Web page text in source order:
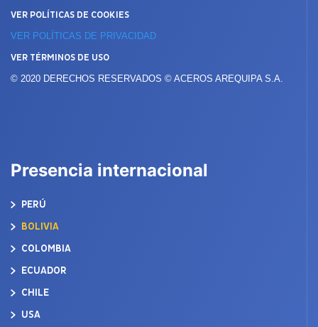
VER POLÍTICAS DE COOKIES
VER POLÍTICAS DE PRIVACIDAD
VER TÉRMINOS DE USO
© 2020 DERECHOS RESERVADOS © ACEROS AREQUIPA S.A.
Presencia internacional
PERÚ
BOLIVIA
COLOMBIA
ECUADOR
CHILE
USA